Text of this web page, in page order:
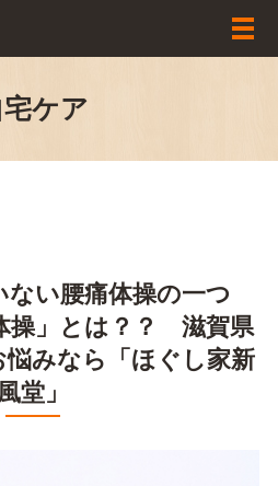
宅ケア
ない腰痛体操の一つ
操」とは？？ 滋賀県
みなら「ほぐし家新
堂」